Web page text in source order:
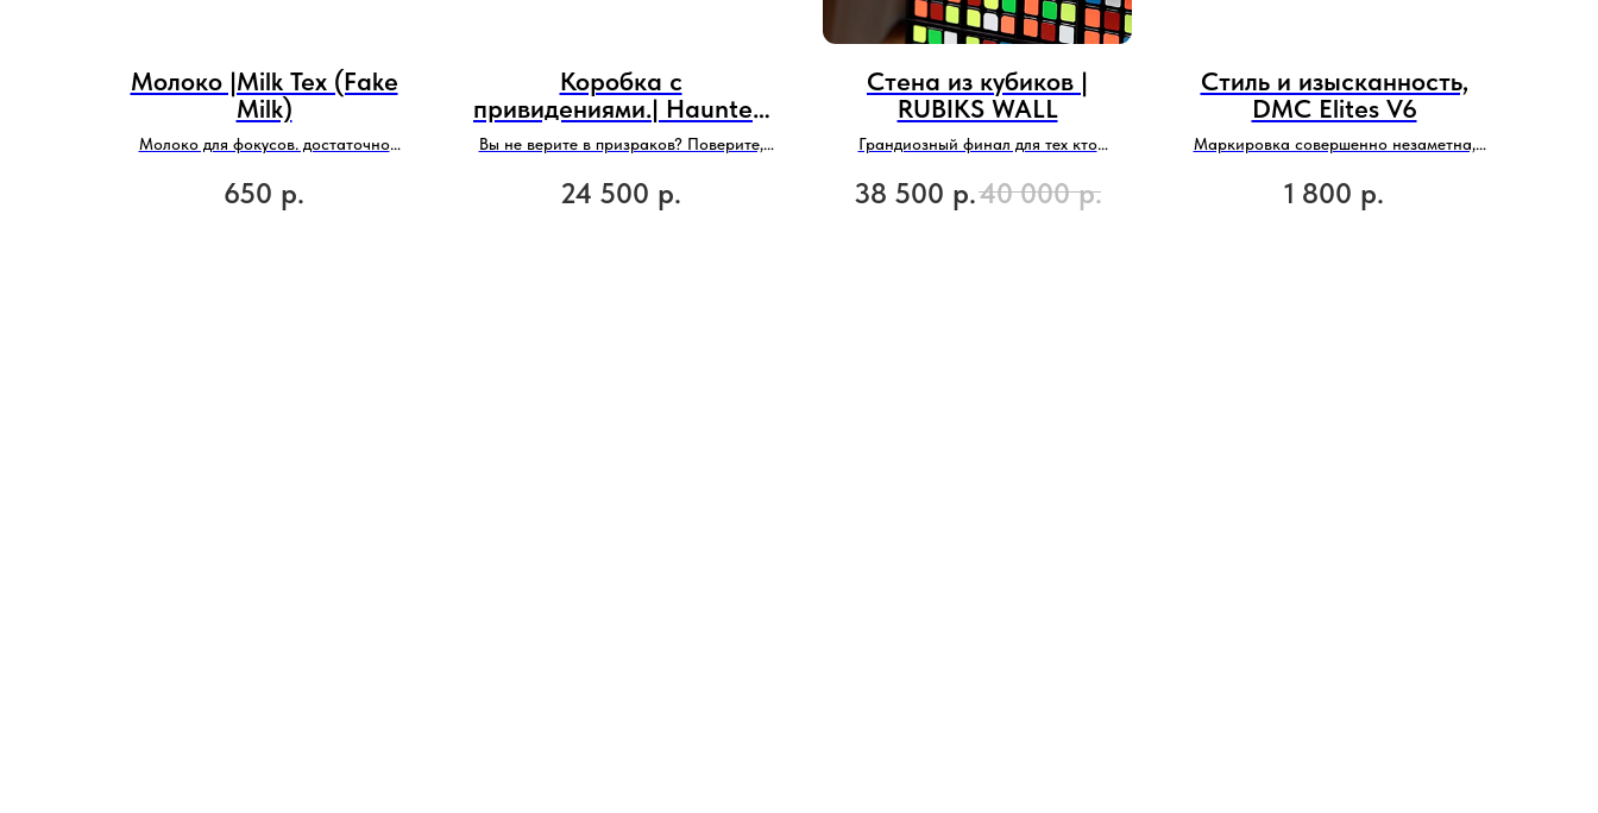
Молоко |Milk Tex (Fake
Milk)
Молоко для фокусов. достаточно
650 р.
Коробка с
привидениями.| Haunted
Box
Вы не верите в призраков? Поверите,
24 500 р.
Стена из кубиков |
RUBIKS WALL
Грандиозный финал для тех кто
38 500 р.40 000 р.
Стиль и изысканность,
DMC Elites V6
Маркировка совершенно незаметна,
1 800 р.